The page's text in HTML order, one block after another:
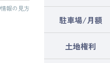
情報の見方
駐車場/月額
土地権利